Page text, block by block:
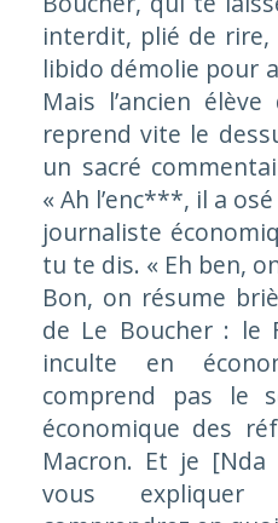
interdit, plié de rire,
libido démolie pour
Mais l’ancien
reprend vite le
un sacré
« Ah l’enc***, il a
journaliste
tu te dis. « Eh ben,
Bon, on résume
de Le Boucher : le
inculte en
comprend pas le
économique des
Macron. Et je
vous expliquer